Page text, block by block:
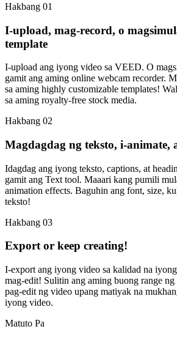
Hakbang 01
I-upload, mag-record, o
template
I-upload ang iyong video sa VEED. O
gamit ang aming online webcam recorder.
sa aming highly customizable templates!
sa aming royalty-free stock media.
Hakbang 02
Magdagdag ng teksto, i-animate,
Idagdag ang iyong teksto, captions, at
gamit ang Text tool. Maaari kang pumili
animation effects. Baguhin ang font, size,
teksto!
Hakbang 03
Export or keep creating!
I-export ang iyong video sa kalidad na
mag-edit! Sulitin ang aming buong range ng
pag-edit ng video upang matiyak na
iyong video.
Matuto Pa